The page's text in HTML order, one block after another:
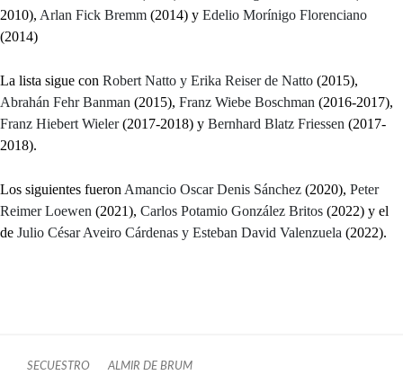
2010), Arlan Fick Bremm (2014) y Edelio Morínigo Florenciano
(2014)
La lista sigue con Robert Natto y Erika Reiser de Natto (2015),
Abrahán Fehr Banman (2015), Franz Wiebe Boschman (2016-2017),
Franz Hiebert Wieler(2017-2018) y Bernhard Blatz Friessen (2017-
2018).
Los siguientes fueronAmancio Oscar Denis Sánchez (2020), Peter
Reimer Loewen (2021), Carlos Potamio González Britos (2022) y el
de Julio César Aveiro Cárdenas y Esteban David Valenzuela (2022).
SECUESTRO ALMIR DE BRUM